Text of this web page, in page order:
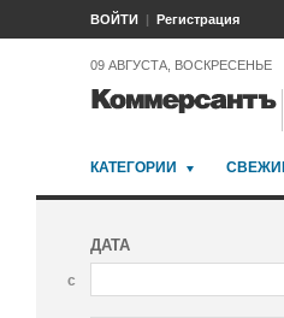
ВОЙТИ Регистрация
09 АВГУСТА, ВОСКРЕСЕНЬЕ
КАТЕГОРИИ
ДАТА
с